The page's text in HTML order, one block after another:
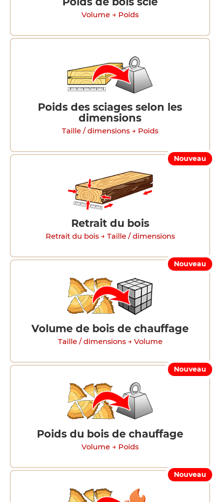
Volume → Poids
Poids des sciages selon les
dimensions
Taille / dimensions → Poids
Nouveau
Retrait du bois
Retrait du bois → Taille / dimensions
Nouveau
Volume de bois de chauffage
Taille / dimensions → Volume
Nouveau
Poids du bois de chauffage
Volume → Poids
Nouveau